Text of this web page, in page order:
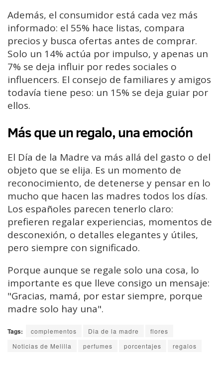
Además, el consumidor está cada vez más
informado: el 55% hace listas, compara
precios y busca ofertas antes de comprar.
Solo un 14% actúa por impulso, y apenas un
7% se deja influir por redes sociales o
influencers. El consejo de familiares y amigos
todavía tiene peso: un 15% se deja guiar por
ellos.
Más que un regalo, una emoción
El Día de la Madre va más allá del gasto o del
objeto que se elija. Es un momento de
reconocimiento, de detenerse y pensar en lo
mucho que hacen las madres todos los días.
Los españoles parecen tenerlo claro:
prefieren regalar experiencias, momentos de
desconexión, o detalles elegantes y útiles,
pero siempre con significado.
Porque aunque se regale solo una cosa, lo
importante es que lleve consigo un mensaje:
"Gracias, mamá, por estar siempre, porque
madre solo hay una".
Tags: complementos Dia de la madre
flores
Noticias de Melilla
perfumes porcentajes regalos